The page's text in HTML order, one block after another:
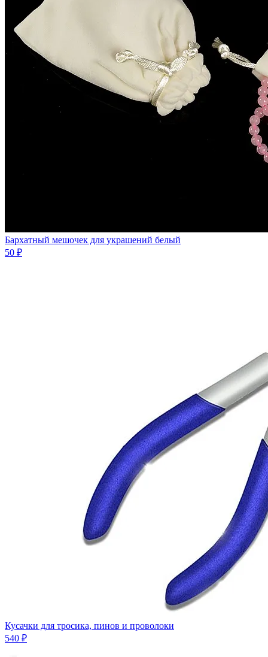
Бархатный мешочек для украшений белый
50 ₽
Кусачки для тросика, пинов и проволоки
540 ₽